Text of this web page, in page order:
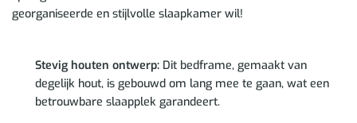
georganiseerde en stijlvolle slaapkamer wil!
Stevig houten ontwerp:Dit bedframe, gemaakt van
degelijk hout, is gebouwd om lang mee te gaan, wat een
betrouwbare slaapplek garandeert.